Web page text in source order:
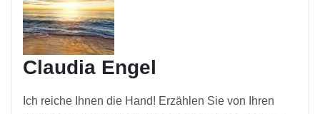
Claudia Engel
Ich reiche Ihnen die Hand! Erzählen Sie von Ihren